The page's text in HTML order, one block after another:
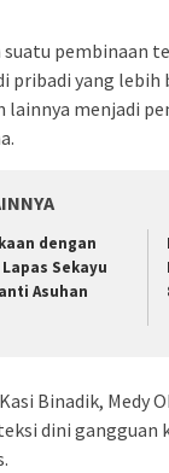
pembinaan
pribadi yang lebih
lainnya menjadi
dengan
Sekayu
Asuhan
Binadik, Medy
dini